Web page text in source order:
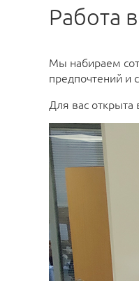
Работа
Мы набираем
предпочтений и
Для вас открыта